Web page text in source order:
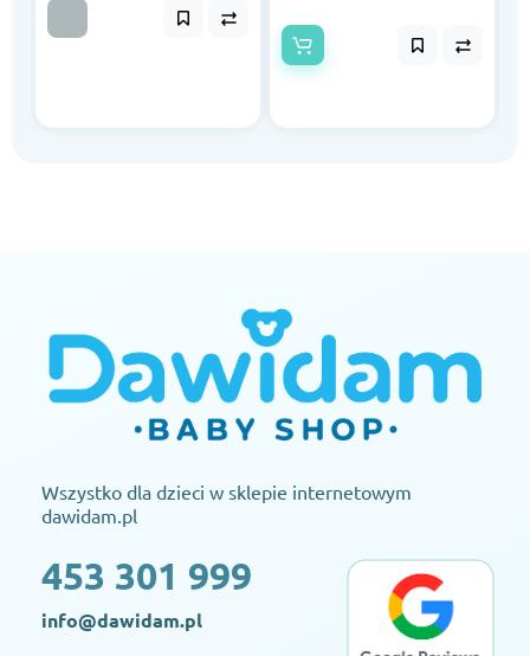
Wszystko dla dzieci w sklepie internetowym
dawidam.pl
453 301 999
info@dawidam.pl